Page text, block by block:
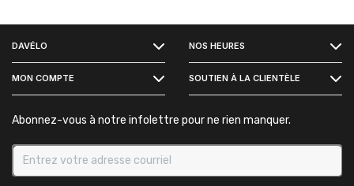
DAVÉLO NOS HEURES
MON COMPTE SOUTIEN À LA CLIENTÈLE
Abonnez-vous à notre infolettre pour ne rien manquer.